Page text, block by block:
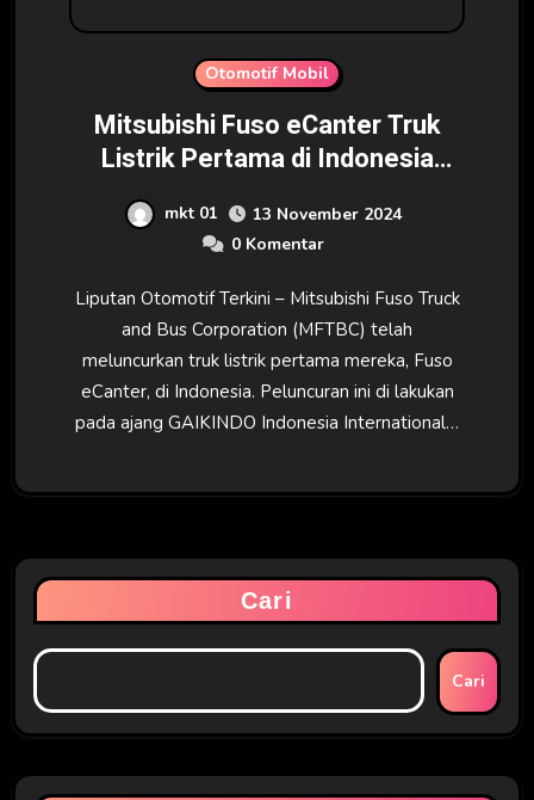
Otomotif Mobil
Mitsubishi Fuso eCanter Truk
Listrik Pertama di Indonesia
mkt 01
13 November 2024
0 Komentar
Liputan Otomotif Terkini – Mitsubishi Fuso Truck
and Bus Corporation (MFTBC) telah
meluncurkan truk listrik pertama mereka, Fuso
eCanter, di Indonesia. Peluncuran ini di lakukan
pada ajang GAIKINDO Indonesia International…
Cari
Cari